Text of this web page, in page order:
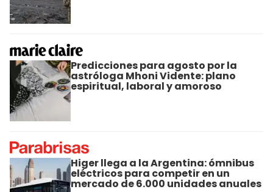
Predicciones para agosto por la
astróloga Mhoni Vidente: plano
espiritual, laboral y amoroso
Higer llega a la Argentina: ómnibus
eléctricos para competir en un
mercado de 6.000 unidades anuales